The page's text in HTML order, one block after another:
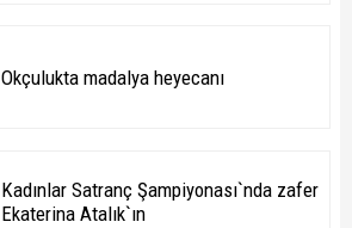
Okçulukta madalya heyecanı
Kadınlar Satranç Şampiyonası`nda zafer
Ekaterina Atalık`ın